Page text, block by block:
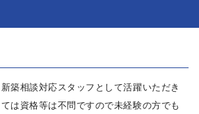
築相談対応スタッフとして活躍いただき
は資格等は不問ですので未経験の方でも